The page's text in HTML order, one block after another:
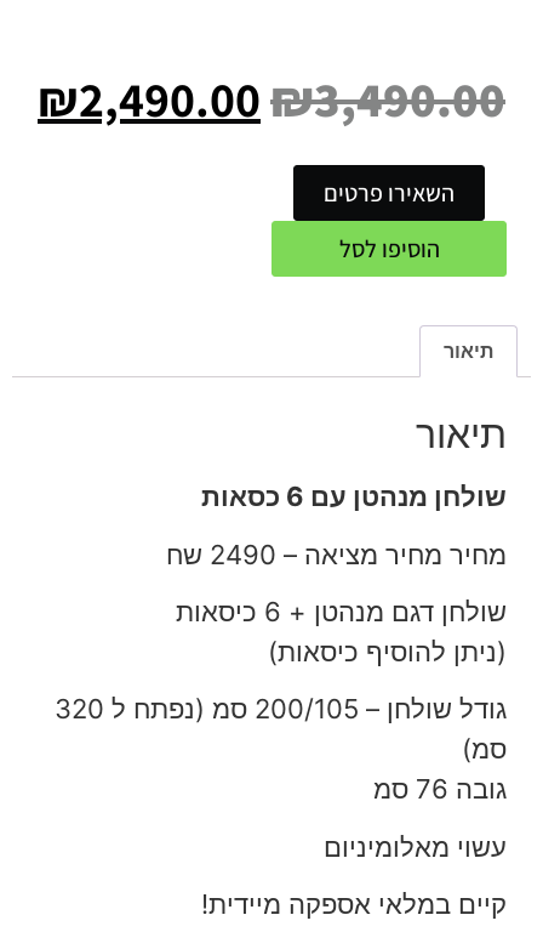
₪3,490.00
₪2,490.00
השאירו פרטים
הוסיפו לסל
תיאור
תיאור
שולחן מנהטן עם 6 כסאות
מחיר מחיר מציאה – 2490 שח
שולחן דגם מנהטן + 6 כיסאות
(ניתן להוסיף כיסאות)
גודל שולחן – 200/105 סמ (נפתח ל 320
סמ)
גובה 76 סמ
עשוי מאלומיניום
קיים במלאי אספקה מיידית!